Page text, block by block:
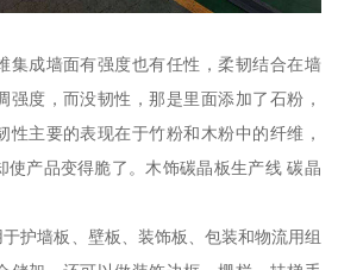
集成墙面有强度也有任性，柔韧结合在墙
强度，而没韧性，那是里面添加了石粉，
性主要的表现在于竹粉和木粉中的纤维，
使产品变得脆了。木饰碳晶板生产线 碳晶
护墙板、壁板、装饰板、包装和物流用组